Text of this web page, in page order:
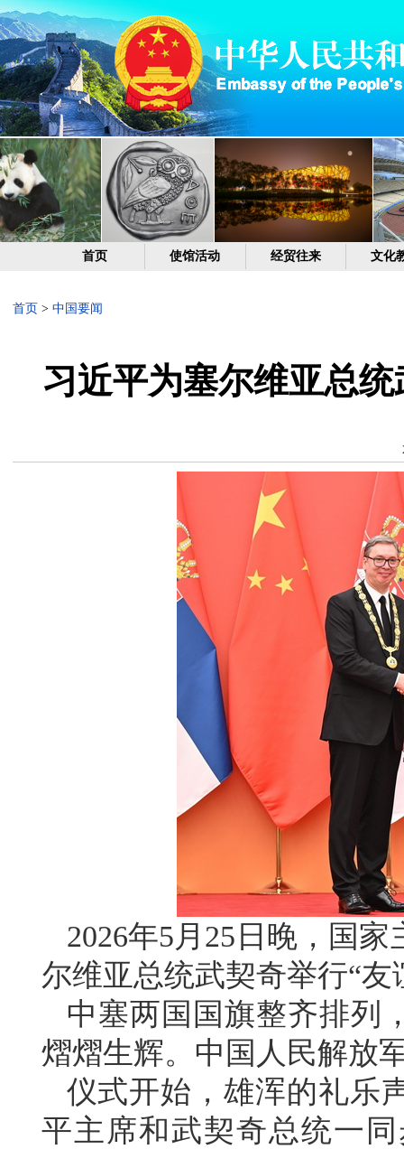
首页 使馆活动 经贸往来 文化
首页 > 中国要闻
习近平为塞尔维亚总
2026年5月25日晚，国
尔维亚总统武契奇举行“
中塞两国国旗整齐排列
熠熠生辉。中国人民解放
仪式开始，雄浑的礼乐
平主席和武契奇总统一